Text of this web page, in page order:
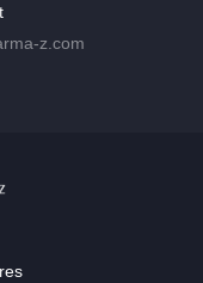
z.com